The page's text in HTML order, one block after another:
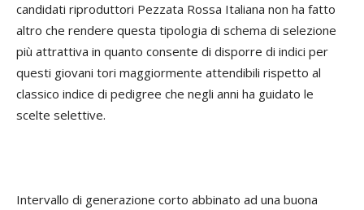
candidati riproduttori Pezzata Rossa Italiana non ha fatto
altro che rendere questa tipologia di schema di selezione
più attrattiva in quanto consente di disporre di indici per
questi giovani tori maggiormente attendibili rispetto al
classico indice di pedigree che negli anni ha guidato le
scelte selettive.
Intervallo di generazione corto abbinato ad una buona